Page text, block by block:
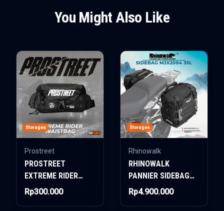
You Might Also Like
Storages
Prostreet
PROSTREET
EXTREME RIDER
WAISTBAG -
Rp300.000
Storages
Rhinowalk
RHINOWALK
PANNIER SIDEBAG
MJX2004 35L
Rp4.900.000